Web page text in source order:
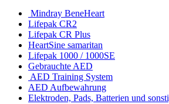
Mindray BeneHeart
Lifepak CR2
Lifepak CR Plus
HeartSine samaritan
Lifepak 1000 / 1000SE
Gebrauchte AED
AED Training System
AED Aufbewahrung
Elektroden, Pads, Batterien und